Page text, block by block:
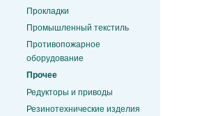
Прокладки
Промышленный текстиль
Противопожарное
оборудование
Прочее
Редукторы и приводы
Резинотехнические изделия